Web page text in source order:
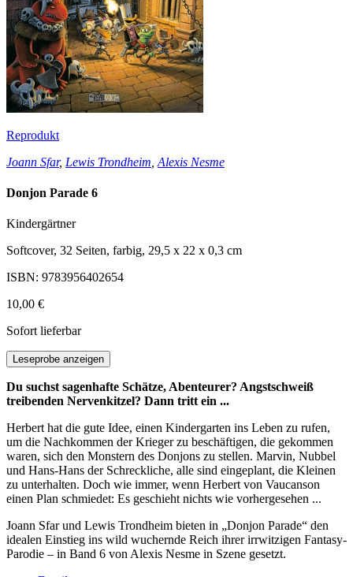
Reprodukt
Joann Sfar, Lewis Trondheim Alexis Nesme
Donjon Parade 6
Kindergärtner
Softcover, 32 Seiten, farbig, 29,5 x 22 x 0,3 cm
ISBN: 9783956402654
10,00 €
Sofort lieferbar
Leseprobe anzeigen
Du suchst sagenhafte Schätze, Abenteurer? Angstschweiß
treibenden Nervenkitzel? Dann tritt ein ...
Herbert hat die gute Idee, einen Kindergarten ins Leben zu rufen,
um die Nachkommen der Krieger zu beschäftigen, die gekommen
waren, sich den Monstern des Donjons zu stellen. Marvin, Nubbel
und Hans-Hans der Schreckliche, alle sind eingeplant, die Kleinen
zu unterhalten. Doch wie immer, wenn Herbert von Vaucanson
einen Plan schmiedet: Es geschieht nichts wie vorhergesehen ...
Joann Sfar und Lewis Trondheim bieten in „Donjon Parade“ den
idealen Einstieg ins wild wuchernde Reich ihrer irrwitzigen Fantasy-
Parodie – in Band 6 von Alexis Nesme in Szene gesetzt.